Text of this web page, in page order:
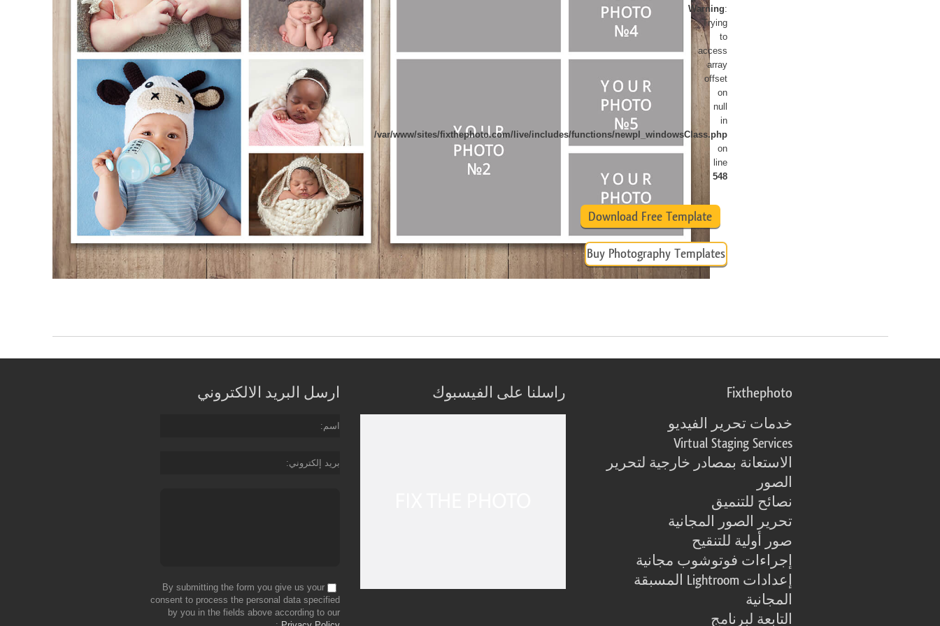
تنقيح المنتجات خدمات تنميق المجوهرات Video Editing Services
Warning:
Trying
to
access
array
offset
on
null
in
/var/www/sites/fixthephoto.com/live/includes/functions/newpl_windowsClass.php
on
line
548
Download Free Template
Buy Photography Templates
ارسل البريد الالكتروني
اسم
بريد إلكتروني
By submitting the form you give us your
consent to process the personal data specified
by you in the fields above according to our
راسلنا على الفيسبوك Fixthephoto
خدمات تحرير الفيديو
Virtual Staging Services
الاستعانة بمصادر خارجية لتحرير
الصور
نصائح للتنميق
تحرير الصور المجانية
صور أولية للتنقيح
إجراءات فوتوشوب مجانية
إعدادات Lightroom المسبقة
المجانية
التابعة لبرنامج